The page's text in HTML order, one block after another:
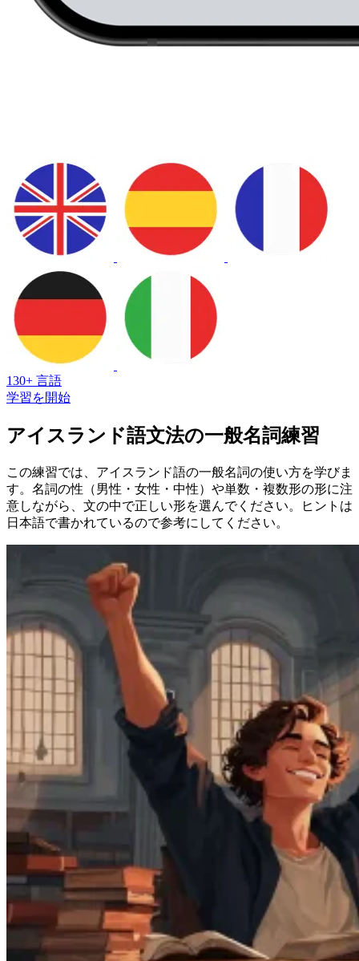
130+ 言語
学習を開始
アイスランド語文法の一般名詞練習
この練習では、アイスランド語の一般名詞の使い方を学びま
す。名詞の性（男性・女性・中性）や単数・複数形の形に注
意しながら、文の中で正しい形を選んでください。ヒントは
日本語で書かれているので参考にしてください。